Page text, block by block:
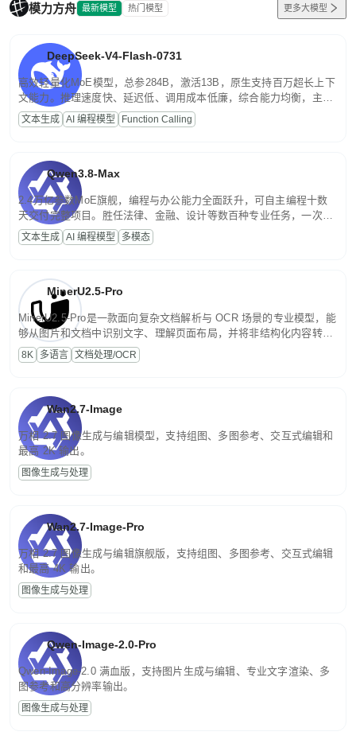
模力方舟 最新模型 热门模型 更多大模型
DeepSeek-V4-Flash-0731
高效轻量化MoE模型，总参284B，激活13B，原生支持百万超长上下
文能力。推理速度快、延迟低、调用成本低廉，综合能力均衡，主打
高并发、轻量化任务，适合日常对话、内容创作、基础 RAG、批量
文案处理等普惠刚需场景。
文本生成 AI 编程模型 Function Calling
Qwen3.8-Max
2.4万亿参数MoE旗舰，编程与办公能力全面跃升，可自主编程十数
天交付完整项目。胜任法律、金融、设计等数百种专业任务，一次对
话端到端交付生产级成果。原生视觉理解贯穿规划、执行与验证全流
程，支持超长文档与长视频的深度语义解析。长程任务中自主规划与
文本生成 AI 编程模型 多模态
MinerU2.5-Pro
MinerU2.5-Pro是一款面向复杂文档解析与 OCR 场景的专业模型，能
够从图片和文档中识别文字、理解页面布局，并将非结构化内容转换
为便于存储、检索和二次处理的结构化结果。
8K 多语言 文档处理/OCR
Wan2.7-Image
万相 2.7 图像生成与编辑模型，支持组图、多图参考、交互式编辑和
最高 2K 输出。
图像生成与处理
Wan2.7-Image-Pro
万相 2.7 图像生成与编辑旗舰版，支持组图、多图参考、交互式编辑
和最高 4K 输出。
图像生成与处理
Qwen-Image-2.0-Pro
Qwen-Image-2.0 满血版，支持图片生成与编辑、专业文字渲染、多
图参考和高分辨率输出。
图像生成与处理